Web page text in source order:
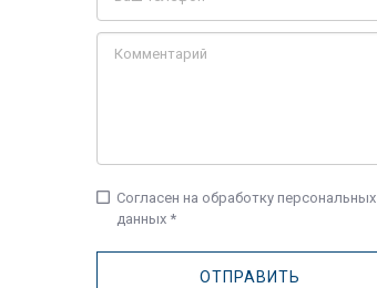
check_box_outline_blank Согласен на обработку персональных
данных *